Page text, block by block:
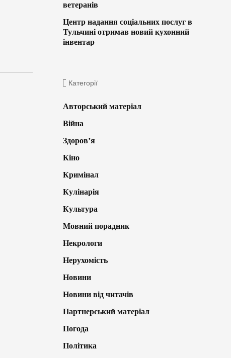
ветеранів
Центр надання соціальних послуг в
Тульчині отримав новий кухонний
інвентар
Категорії
Авторський матеріал
Війна
Здоров’я
Кіно
Кримінал
Кулінарія
Культура
Мовний порадник
Некрологи
Нерухомість
Новини
Новини від читачів
Партнерський матеріал
Погода
Політика